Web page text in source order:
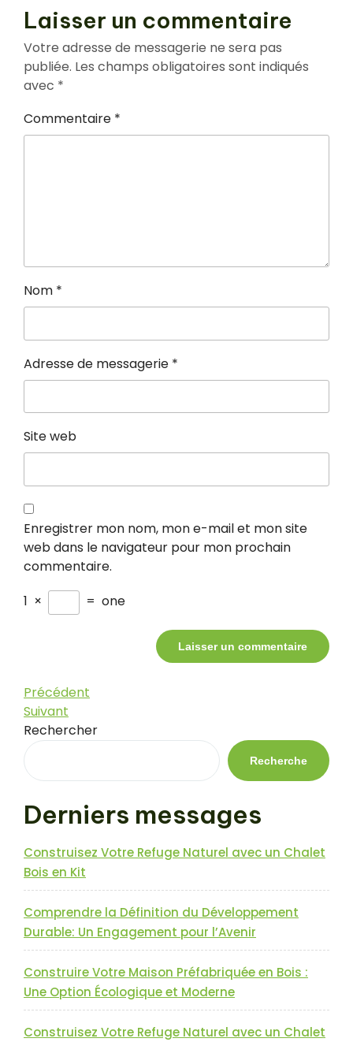
Laisser un commentaire
Votre adresse de messagerie ne sera pas
publiée. Les champs obligatoires sont indiqués
avec *
Commentaire *
Nom *
Adresse de messagerie *
Site web
Enregistrer mon nom, mon e-mail et mon site
web dans le navigateur pour mon prochain
commentaire.
1 × = one
Navigation
de
l’article
Article
précédent
Précédent
Article
suivant
Suivant
Rechercher
Recherche
Derniers messages
Construisez Votre Refuge Naturel avec un Chalet
Bois en Kit
Comprendre la Définition du Développement
Durable: Un Engagement pour l’Avenir
Construire Votre Maison Préfabriquée en Bois :
Une Option Écologique et Moderne
Construisez Votre Refuge Naturel avec un Chalet